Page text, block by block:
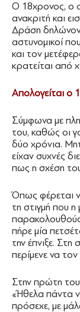
Ο 18χρονος, ο
ανακριτή και
Δράση
αστυνομικοί
και τον
κρατείται από
Απολογείται ο
Σύμφωνα με
του, καθώς οι
δύο χρόνια.
είχαν συχνές
πως η σχέση
Όπως φέρεται
τη στιγμή που
πήρε μία
την έπνιξε. Στη
περίμενε να
Στην πρώτη
«Ήθελα πάντα
πρόσεχε, με